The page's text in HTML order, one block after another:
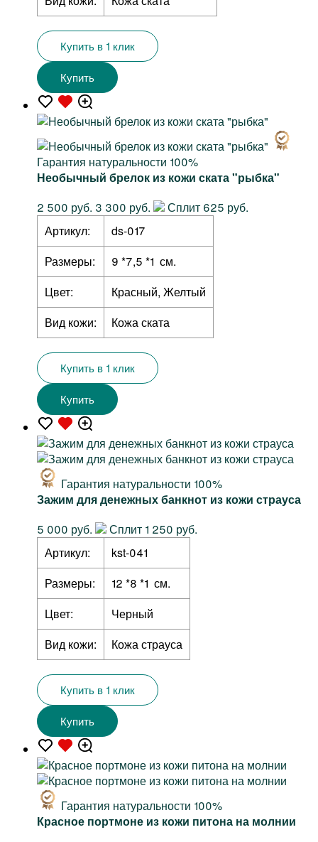
Купить в 1 клик
Купить
Гарантия натуральности 100%
Необычный брелок из кожи ската "рыбка"
2 500 руб. 3 300 руб.
Сплит 625 руб.
Артикул:
ds-017
Размеры:
9 *7,5 *1 см.
Цвет:
Красный, Желтый
Вид кожи:
Кожа ската
Купить в 1 клик
Купить
Гарантия натуральности 100%
Зажим для денежных банкнот из кожи страуса
5 000 руб.
Сплит 1 250 руб.
Артикул:
kst-041
Размеры:
12 *8 *1 см.
Цвет:
Черный
Вид кожи:
Кожа страуса
Купить в 1 клик
Купить
Гарантия натуральности 100%
Красное портмоне из кожи питона на молнии